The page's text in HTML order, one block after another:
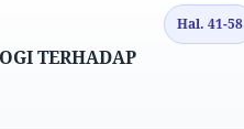
TERHADAP
Hal. 41-58